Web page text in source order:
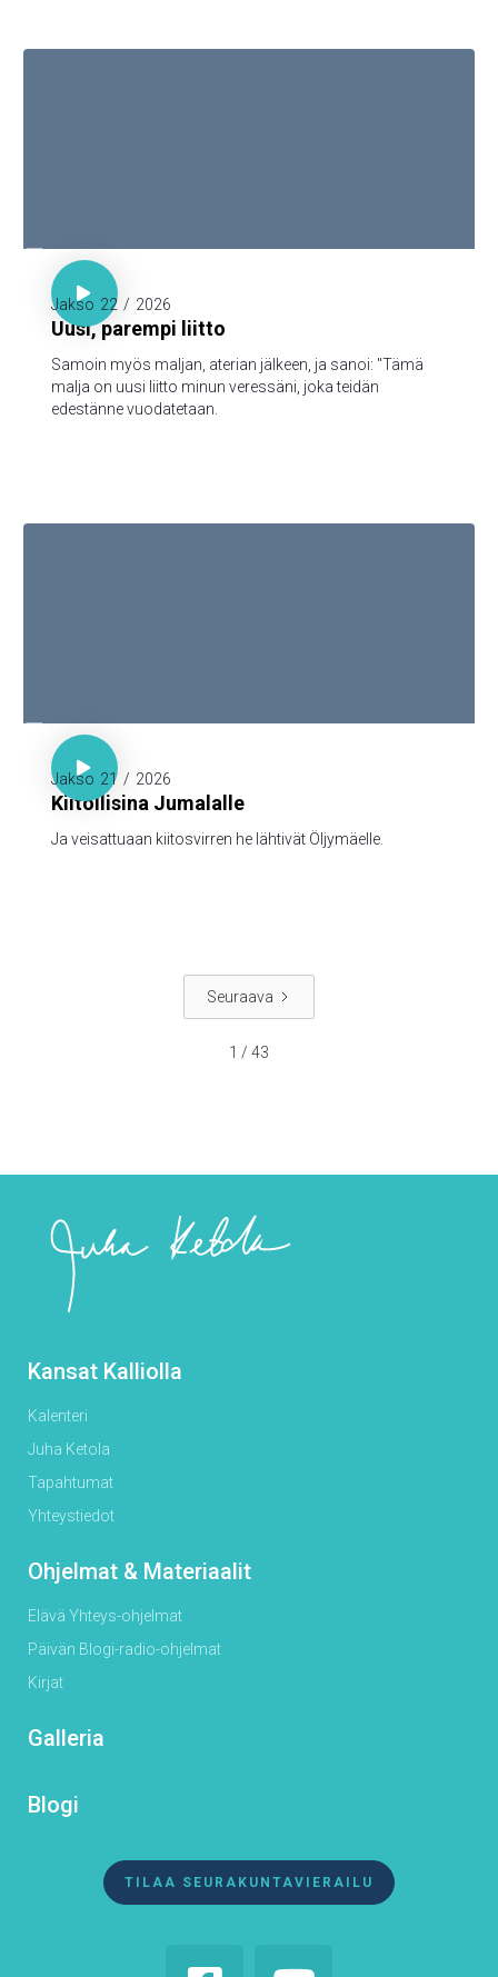
Luuk. 22:20

Jakso 22 / 2026
Uusi, parempi liitto
Samoin myös maljan, aterian jälkeen, ja sanoi: "Tämä
malja on uusi liitto minun veressäni, joka teidän
edestänne vuodatetaan.
Matt. 26:30

Jakso 21 / 2026
Kiitollisina Jumalalle
Ja veisattuaan kiitosvirren he lähtivät Öljymäelle.
Seuraava
1 / 43
Kansat Kalliolla
Kalenteri
Juha Ketola
Tapahtumat
Yhteystiedot
Ohjelmat & Materiaalit
Elävä Yhteys-ohjelmat
Päivän Blogi-radio-ohjelmat
Kirjat
Galleria
Blogi
TILAA SEURAKUNTAVIERAILU